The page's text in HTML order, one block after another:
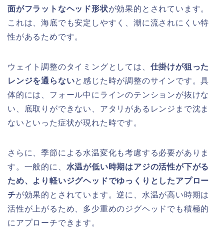
面がフラットなヘッド形状が効果的とされています。
これは、海底でも安定しやすく、潮に流されにくい特
性があるためです。
ウェイト調整のタイミングとしては、 仕掛けが狙った
レンジを通らないと感じた時が調整のサインです。具
体的には、フォール中にラインのテンションが抜けな
い、底取りができない、アタリがあるレンジまで沈ま
ないといった症状が現れた時です。
さらに、季節による水温変化も考慮する必要がありま
す。一般的に、 水温が低い時期はアジの活性が下がる
ため、より軽いジグヘッドでゆっくりとしたアプロー
チが効果的とされています。逆に、水温が高い時期は
活性が上がるため、多少重めのジグヘッドでも積極的
にアプローチできます。